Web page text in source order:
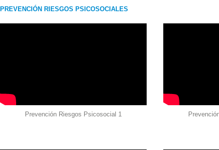
PREVENCIÓN RIESGOS PSICOSOCIALES
Prevención Riesgos Psicosocial 1